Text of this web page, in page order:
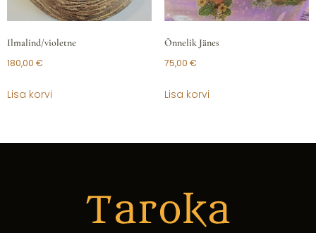
Ilmalind/violetne
180,00 €
Lisa korvi
Õnnelik Jänes
75,00 €
Lisa korvi